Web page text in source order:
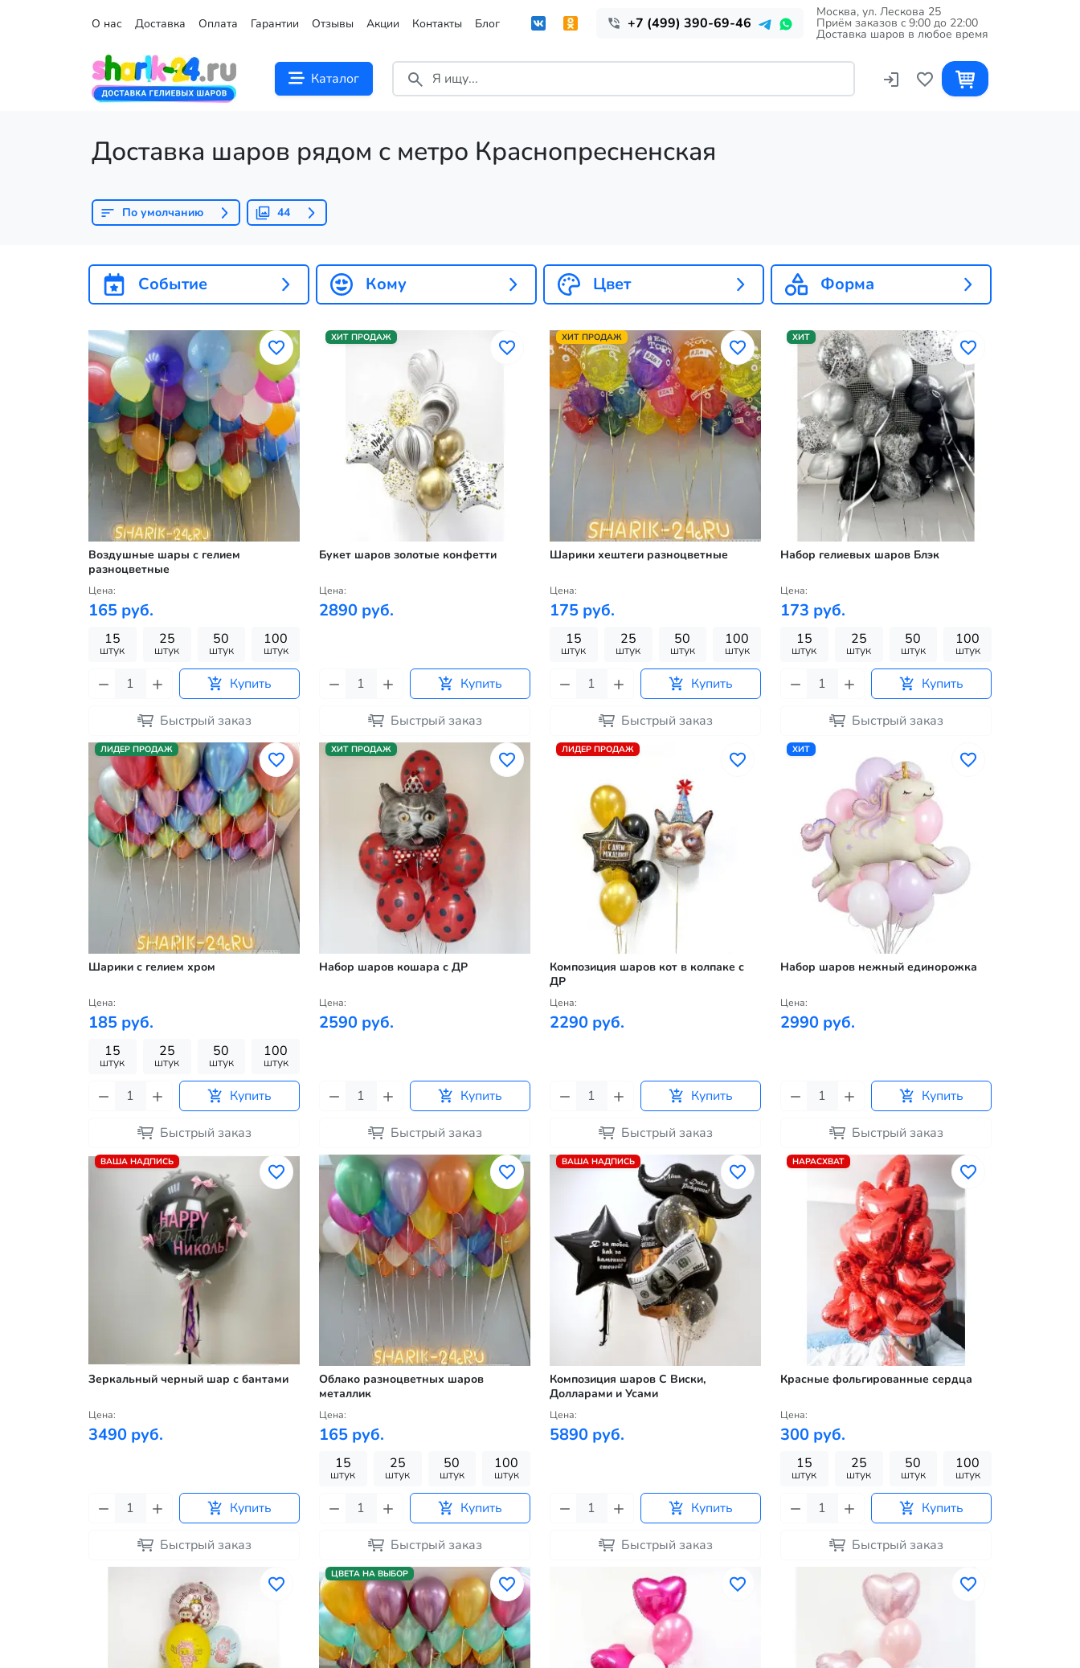
О нас Доставка Оплата Гарантии Отзывы Акции Контакты Блог +7 (499) 390-69-46
Москва, ул. Лескова 25
Приём заказов c 9:00 до 22:00
Доставка шаров в любое время
Каталог
Доставка шаров рядом с метро Краснопресненская
По умолчанию 44
Событие Кому Цвет Форма
Воздушные шары с гелием
разноцветные
Цена:
165 руб.
15
штук
25
штук
50
штук
100
штук
Купить
Быстрый заказ
ХИТ ПРОДАЖ
Букет шаров золотые конфетти
Цена:
2890 руб.
Купить
Быстрый заказ
ХИТ ПРОДАЖ
Шарики хештеги разноцветные
Цена:
175 руб.
15
штук
25
штук
50
штук
100
штук
Купить
Быстрый заказ
ХИТ
Набор гелиевых шаров Блэк
Цена:
173 руб.
15
штук
25
штук
50
штук
100
штук
Купить
Быстрый заказ
ЛИДЕР ПРОДАЖ
Шарики с гелием хром
Цена:
185 руб.
15
штук
25
штук
50
штук
100
штук
Купить
Быстрый заказ
ХИТ ПРОДАЖ
Набор шаров кошара с ДР
Цена:
2590 руб.
Купить
Быстрый заказ
ЛИДЕР ПРОДАЖ
Композиция шаров кот в колпаке с
ДР
Цена:
2290 руб.
Купить
Быстрый заказ
ХИТ
Набор шаров нежный единорожка
Цена:
2990 руб.
Купить
Быстрый заказ
ВАША НАДПИСЬ
Зеркальный черный шар с бантами
Цена:
3490 руб.
Купить
Быстрый заказ
Облако разноцветных шаров
металлик
Цена:
165 руб.
15
штук
25
штук
50
штук
100
штук
Купить
Быстрый заказ
ВАША НАДПИСЬ
Композиция шаров С Виски,
Долларами и Усами
Цена:
5890 руб.
Купить
Быстрый заказ
НАРАСХВАТ
Красные фольгированные сердца
Цена:
300 руб.
15
штук
25
штук
50
штук
100
штук
Купить
Быстрый заказ
ЦВЕТА НА ВЫБОР